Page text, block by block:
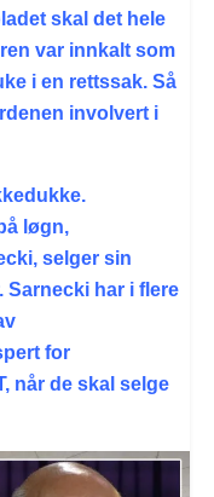
skal det hele
var innkalt som
i en rettssak. Så
involvert i
løgn,
selger sin
Sarnecki har i flere
for
når de skal selge